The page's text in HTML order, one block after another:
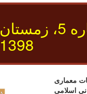
شماره 5، زمستان
1398
معماری